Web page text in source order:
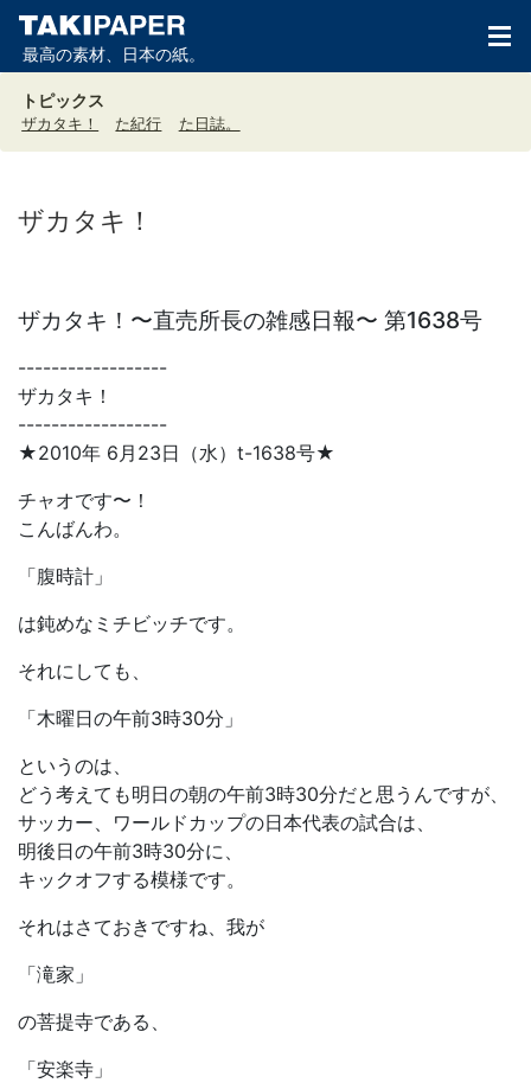
最高の素材、日本の紙。
トピックス
ザカタキ！ た紀行 た日誌。
ザカタキ！
ザカタキ！〜直売所長の雑感日報〜 第1638号
------------------
ザカタキ！
------------------
★2010年 6月23日（水）t-1638号★
チャオです〜！
こんばんわ。
「腹時計」
は鈍めなミチビッチです。
それにしても、
「木曜日の午前3時30分」
というのは、
どう考えても明日の朝の午前3時30分だと思うんですが、
サッカー、ワールドカップの日本代表の試合は、
明後日の午前3時30分に、
キックオフする模様です。
それはさておきですね、我が
「滝家」
の菩提寺である、
「安楽寺」